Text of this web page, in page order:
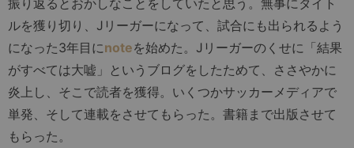
振り返るとおかしなことをしていたと思う。無事にタイト
ルを獲り切り、Jリーガーになって、試合にも出られるよう
になった3年目にnoteを始めた。Jリーガーのくせに「結果
がすべては大嘘」というブログをしたためて、ささやかに
炎上し、そこで読者を獲得。いくつかサッカーメディアで
単発、そして連載をさせてもらった。書籍まで出版させて
もらった。